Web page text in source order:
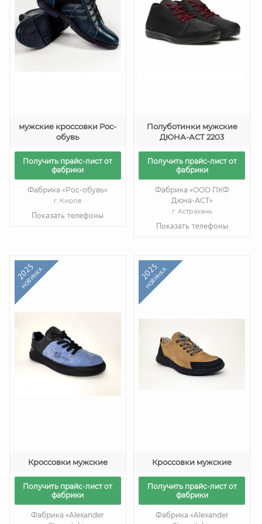
мужские кроссовки Рос-
обувь
Получить прайс-лист от
фабрики
Фабрика «Рос-обувь»
г. Киров
Показать телефоны
Полуботинки мужские
ДЮНА-АСТ 2203
Получить прайс-лист от
фабрики
Фабрика «ООО ПКФ
Дюна-АСТ»
г. Астрахань
Показать телефоны
2025
НОВИНКА
Кроссовки мужские
Получить прайс-лист от
фабрики
Фабрика «Alexander
2025
НОВИНКА
Кроссовки мужские
Получить прайс-лист от
фабрики
Фабрика «Alexander